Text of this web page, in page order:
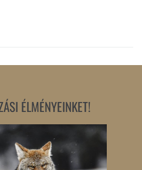
ÉLMÉNYEINKET!